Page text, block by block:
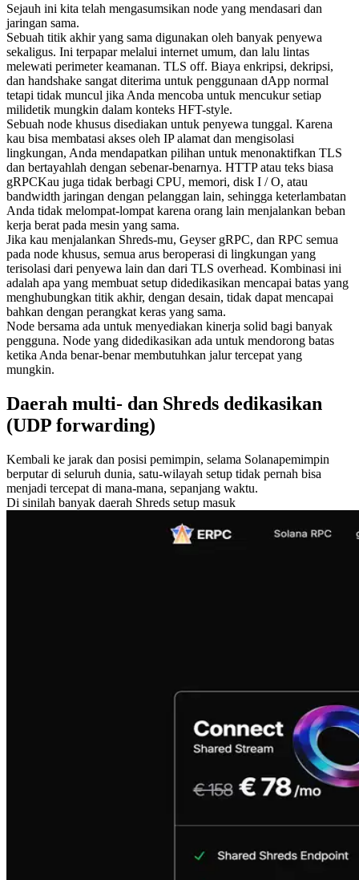
Sejauh ini kita telah mengasumsikan node yang mendasari dan
jaringan sama.
Sebuah titik akhir yang sama digunakan oleh banyak penyewa
sekaligus. Ini terpapar melalui internet umum, dan lalu lintas
melewati perimeter keamanan. TLS off. Biaya enkripsi, dekripsi,
dan handshake sangat diterima untuk penggunaan dApp normal
tetapi tidak muncul jika Anda mencoba untuk mencukur setiap
milidetik mungkin dalam konteks HFT-style.
Sebuah node khusus disediakan untuk penyewa tunggal. Karena
kau bisa membatasi akses oleh IP alamat dan mengisolasi
lingkungan, Anda mendapatkan pilihan untuk menonaktifkan TLS
dan bertayahlah dengan sebenar-benarnya. HTTP atau teks biasa
gRPCKau juga tidak berbagi CPU, memori, disk I / O, atau
bandwidth jaringan dengan pelanggan lain, sehingga keterlambatan
Anda tidak melompat-lompat karena orang lain menjalankan beban
kerja berat pada mesin yang sama.
Jika kau menjalankan Shreds-mu, Geyser gRPC, dan RPC semua
pada node khusus, semua arus beroperasi di lingkungan yang
terisolasi dari penyewa lain dan dari TLS overhead. Kombinasi ini
adalah apa yang membuat setup didedikasikan mencapai batas yang
menghubungkan titik akhir, dengan desain, tidak dapat mencapai
bahkan dengan perangkat keras yang sama.
Node bersama ada untuk menyediakan kinerja solid bagi banyak
pengguna. Node yang didedikasikan ada untuk mendorong batas
ketika Anda benar-benar membutuhkan jalur tercepat yang
mungkin.
Daerah multi- dan Shreds dedikasikan
(UDP forwarding)
Kembali ke jarak dan posisi pemimpin, selama Solanapemimpin
berputar di seluruh dunia, satu-wilayah setup tidak pernah bisa
menjadi tercepat di mana-mana, sepanjang waktu.
Di sinilah banyak daerah Shreds setup masuk